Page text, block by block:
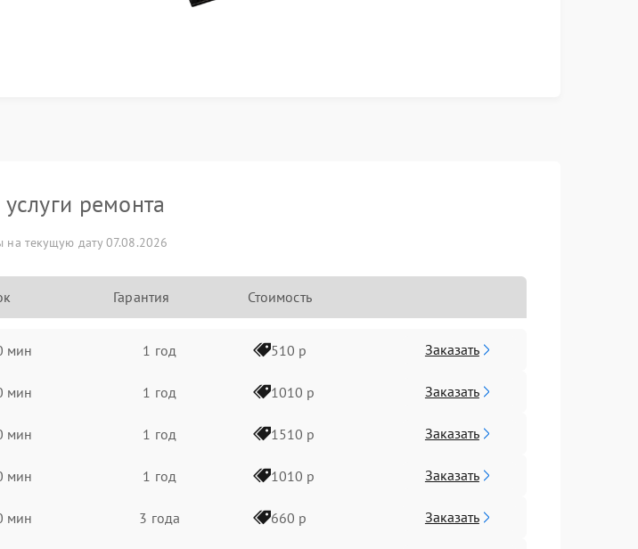
ремонта
на текущую дату 07.08.2026
Гарантия Стоимость
мин 1 год 510 р Заказать
мин 1 год 1010 р Заказать
мин 1 год 1510 р Заказать
мин 1 год 1010 р Заказать
мин 3 года 660 р Заказать